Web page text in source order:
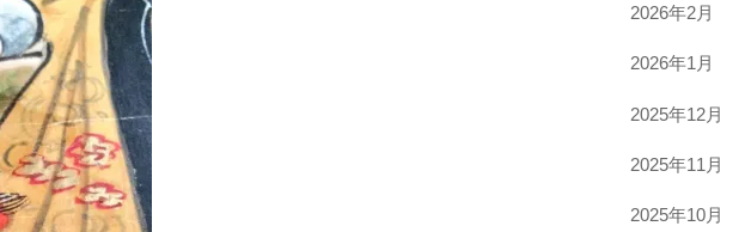
2026年2月
2026年1月
2025年12月
2025年11月
2025年10月